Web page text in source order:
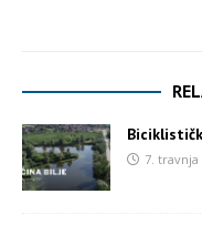
7. travnja